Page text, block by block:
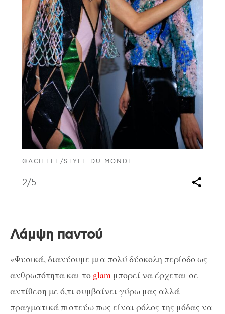
©ACIELLE/STYLE DU MONDE
2/5
Λάμψη παντού
«Φυσικά, διανύουμε μια πολύ δύσκολη περίοδο ως
ανθρωπότητα και το glam μπορεί να έρχεται σε
αντίθεση με ό,τι συμβαίνει γύρω μας αλλά
πραγματικά πιστεύω πως είναι ρόλος της μόδας να